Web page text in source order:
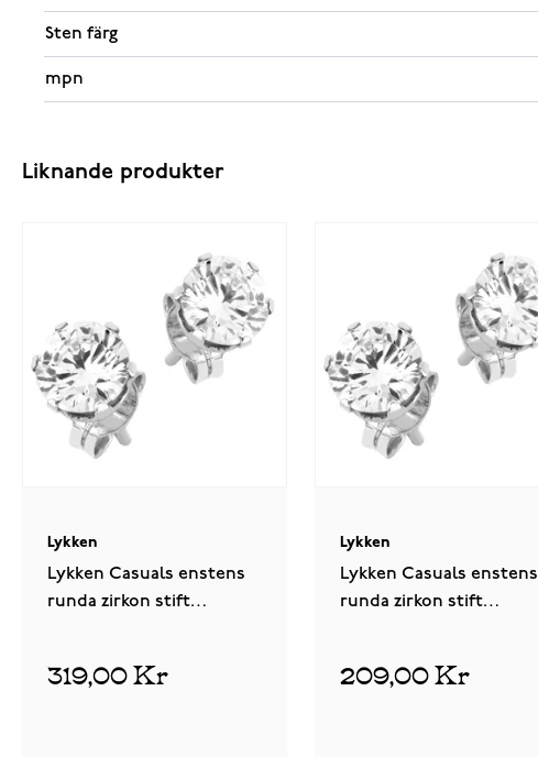
Sten färg
mpn
Liknande produkter
Lykken
Lykken Casuals enstens
runda zirkon stift
319,00 Kr
Lykken
Lykken Casuals enstens
runda zirkon stift
209,00 Kr